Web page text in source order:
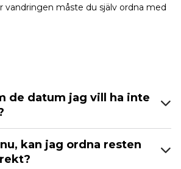
vandringen måste du själv ordna med
de datum jag vill ha inte
kan jag ordna resten